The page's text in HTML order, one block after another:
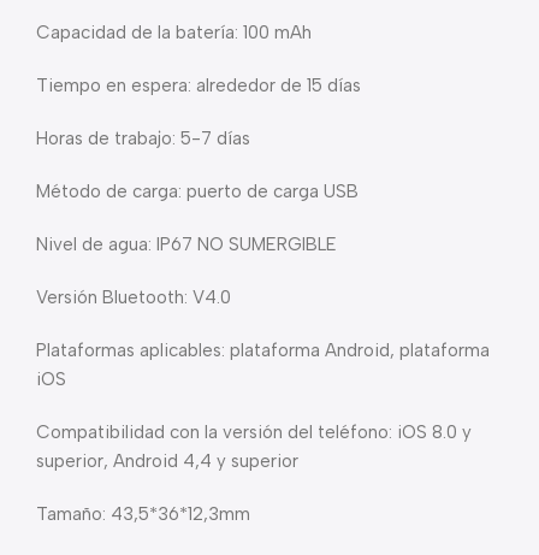
Capacidad de la batería: 100 mAh
Tiempo en espera: alrededor de 15 días
Horas de trabajo: 5-7 días
Método de carga: puerto de carga USB
Nivel de agua: IP67 NO SUMERGIBLE
Versión Bluetooth: V4.0
Plataformas aplicables: plataforma Android, plataforma
iOS
Compatibilidad con la versión del teléfono: iOS 8.0 y
superior, Android 4,4 y superior
Tamaño: 43,5*36*12,3mm